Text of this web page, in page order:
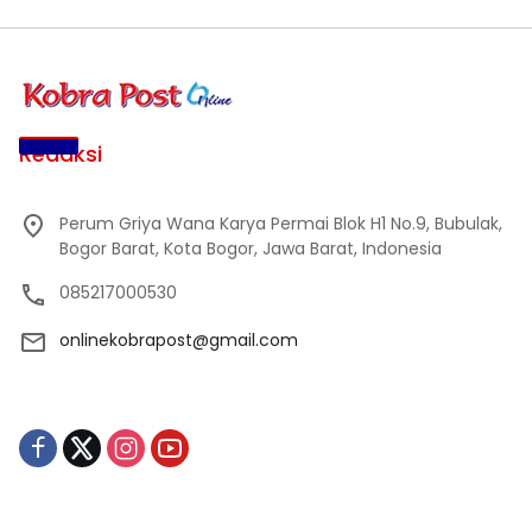
Redaksi
Perum Griya Wana Karya Permai Blok H1 No.9, Bubulak,
Bogor Barat, Kota Bogor, Jawa Barat, Indonesia
085217000530
onlinekobrapost@gmail.com